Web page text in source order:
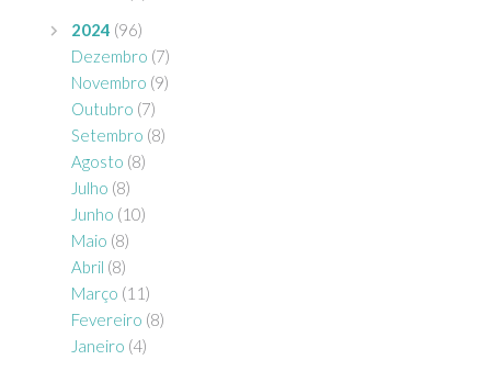
2024 (96)
Dezembro (7)
Novembro (9)
Outubro (7)
Setembro (8)
Agosto (8)
Julho (8)
Junho (10)
Maio (8)
Abril (8)
Março (11)
Fevereiro (8)
Janeiro (4)